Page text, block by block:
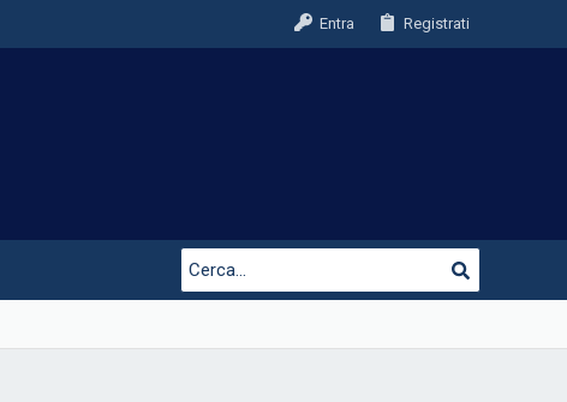
Entra Registrati